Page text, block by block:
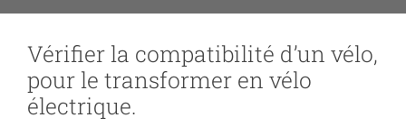
Photos & Vidéos
La boutique
Vérifier la compatibilité d’un vélo,
pour le transformer en vélo
électrique.